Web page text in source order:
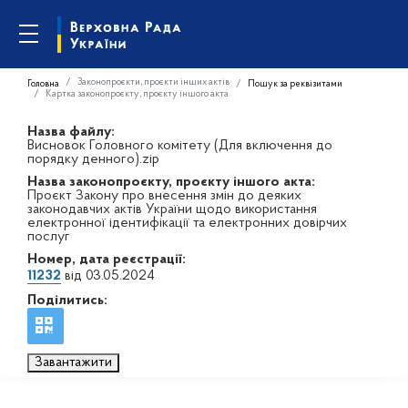
Головна Законопроєкти, проєкти інших актів
Пошук за реквізитами
Картка законопроєкту, проєкту іншого акта
Назва файлу:
Висновок Головного комітету (Для включення до
порядку денного).zip
Назва законопроєкту, проєкту іншого акта:
Проєкт Закону про внесення змін до деяких
законодавчих актів України щодо використання
електронної ідентифікації та електронних довірчих
послуг
Номер, дата реєстрації:
11232 від 03.05.2024
Поділитись:
Завантажити